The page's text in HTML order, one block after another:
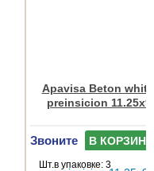
Apavisa Beton
preinsicion
Звоните В КОРЗИНУ
Шт.в упаковке: 3